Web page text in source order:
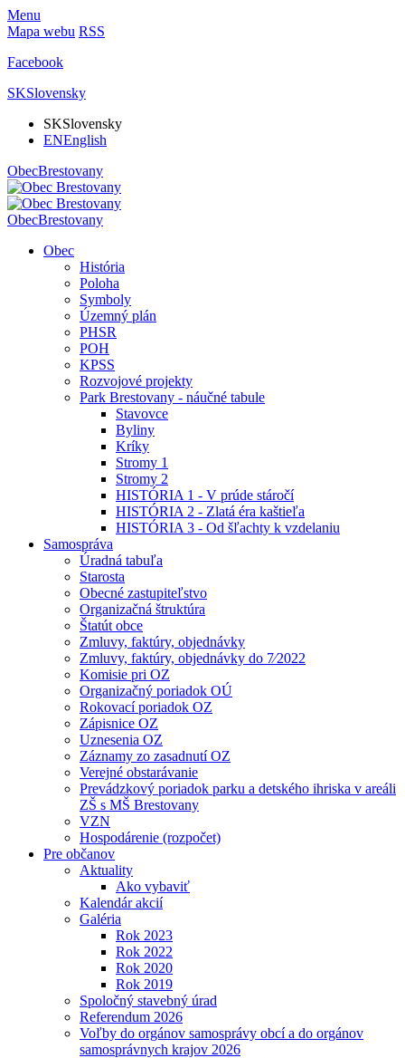
Menu
Mapa webu RSS
Facebook
SKSlovensky
SKSlovensky
ENEnglish
ObecBrestovany
ObecBrestovany
Obec
História
Poloha
Symboly
Územný plán
PHSR
POH
KPSS
Rozvojové projekty
Park Brestovany - náučné tabule
Stavovce
Byliny
Kríky
Stromy 1
Stromy 2
HISTÓRIA 1 - V prúde stáročí
HISTÓRIA 2 - Zlatá éra kaštieľa
HISTÓRIA 3 - Od šľachty k vzdelaniu
Samospráva
Úradná tabuľa
Starosta
Obecné zastupiteľstvo
Organizačná štruktúra
Štatút obce
Zmluvy, faktúry, objednávky
Zmluvy, faktúry, objednávky do 7⁄2022
Komisie pri OZ
Organizačný poriadok OÚ
Rokovací poriadok OZ
Zápisnice OZ
Uznesenia OZ
Záznamy zo zasadnutí OZ
Verejné obstarávanie
Prevádzkový poriadok parku a detského ihriska v areáli
ZŠ s MŠ Brestovany
VZN
Hospodárenie (rozpočet)
Pre občanov
Aktuality
Ako vybaviť
Kalendár akcií
Galéria
Rok 2023
Rok 2022
Rok 2020
Rok 2019
Spoločný stavebný úrad
Referendum 2026
Voľby do orgánov samosprávy obcí a do orgánov
samosprávnych krajov 2026